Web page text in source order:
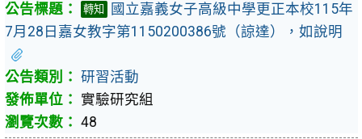
轉知
國立嘉義女子高級中學更正本校115年
7月28日嘉女教字第1150200386號（諒達），如說明
研習活動
實驗研究組
48